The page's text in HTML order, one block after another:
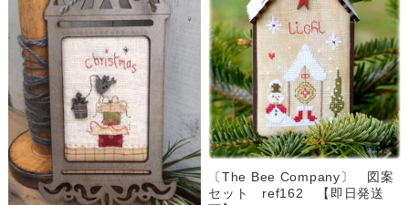
〔The Bee Company〕 図案
セット ref162 【即日発送